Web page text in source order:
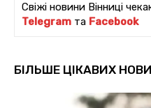
Свіжі новини Вінниці
Telegram та Facebook
БІЛЬШЕ ЦІКАВИХ